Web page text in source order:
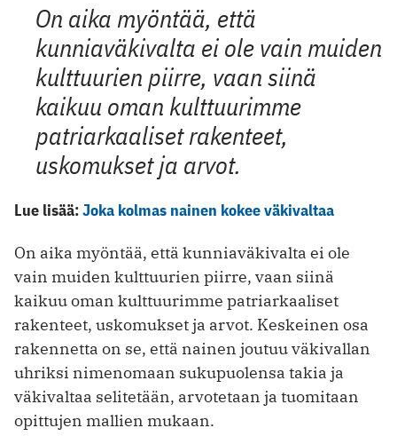
On aika myöntää, että
kunniaväkivalta ei ole vain muiden
kulttuurien piirre, vaan siinä
kaikuu oman kulttuurimme
patriarkaaliset rakenteet,
uskomukset ja arvot.
Lue lisää:Joka kolmas nainen kokee väkivaltaa
On aika myöntää, että kunniaväkivalta ei ole
vain muiden kulttuurien piirre, vaan siinä
kaikuu oman kulttuurimme patriarkaaliset
rakenteet, uskomukset ja arvot. Keskeinen osa
rakennetta on se, että nainen joutuu väkivallan
uhriksi nimenomaan sukupuolensa takia ja
väkivaltaa selitetään, arvotetaan ja tuomitaan
opittujen mallien mukaan.